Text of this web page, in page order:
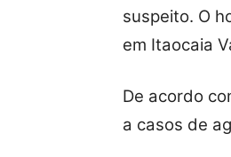
suspeito. O
em Itaocaia
De acordo
a casos de